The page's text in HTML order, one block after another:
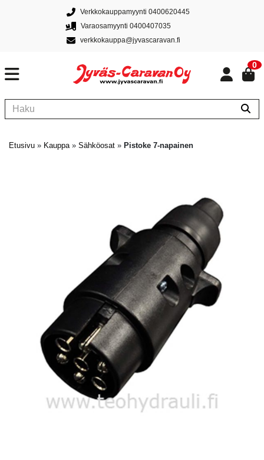
Verkkokauppamyynti 0400620445
Varaosamyynti 0400407035
verkkokauppa@jyvascaravan.fi
0
Etusivu » Kauppa» Sähköosat » Pistoke 7-napainen